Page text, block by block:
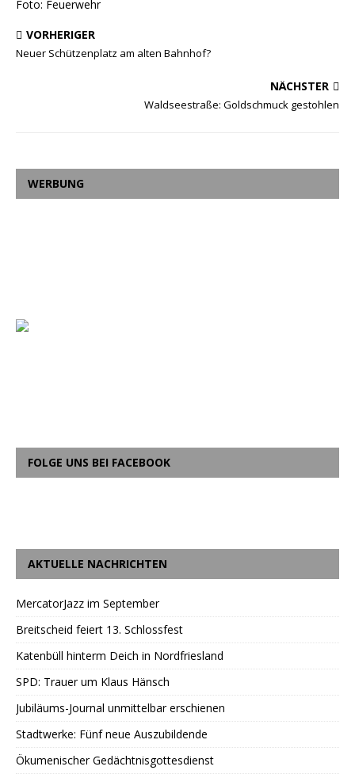
Foto: Feuerwehr
VORHERIGER
Neuer Schützenplatz am alten Bahnhof?
NÄCHSTER
Waldseestraße: Goldschmuck gestohlen
WERBUNG
FOLGE UNS BEI FACEBOOK
AKTUELLE NACHRICHTEN
MercatorJazz im September
Breitscheid feiert 13. Schlossfest
Katenbüll hinterm Deich in Nordfriesland
SPD: Trauer um Klaus Hänsch
Jubiläums-Journal unmittelbar erschienen
Stadtwerke: Fünf neue Auszubildende
Ökumenischer Gedächtnisgottesdienst